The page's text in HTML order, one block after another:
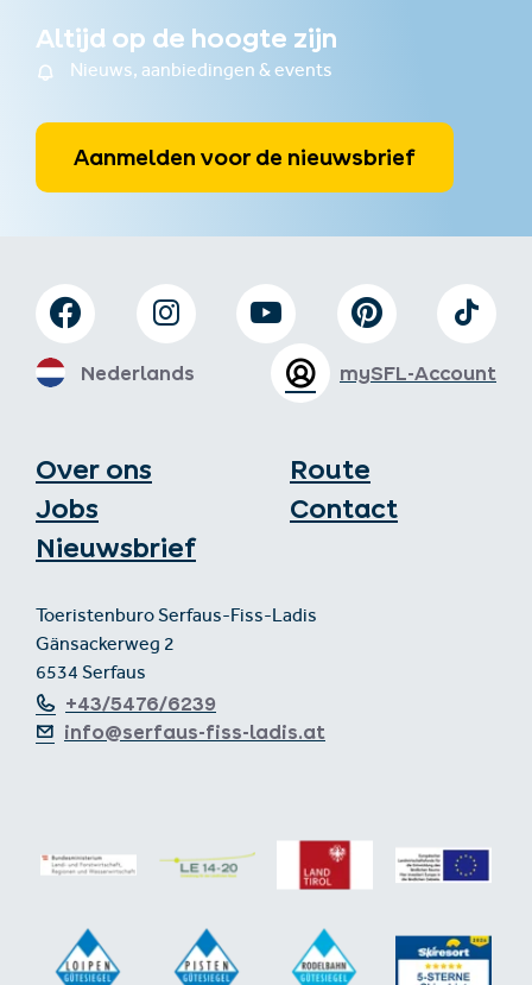
Altijd op de hoogte zijn
Nieuws, aanbiedingen & events
Aanmelden voor de nieuwsbrief
Over ons
Jobs
Nieuwsbrief
Route
Contact
Toeristenburo Serfaus-Fiss-Ladis
Gänsackerweg 2
6534 Serfaus
+43/5476/6239
info@serfaus-fiss-ladis.at
mySFL-Account
Nederlands